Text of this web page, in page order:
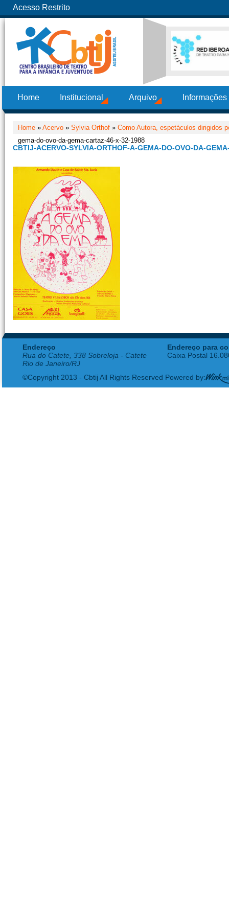
Acesso Restrito
Home Institucional Arquivo
Home » Acervo » Sylvia Orthof » Como Autora, espetáculos dirigidos
gema-do-ovo-da-gema-cartaz-46-x-32-1988
CBTIJ-ACERVO-SYLVIA-ORTHOF-A-GEMA-DO-OVO-DA-
Endereço
Rua do Catete, 338 Sobreloja - Catete
Rio de Janeiro/RJ
Endereço para
Caixa Postal
©Copyright 2013 - Cbtij All Rights Reserved Powered by: